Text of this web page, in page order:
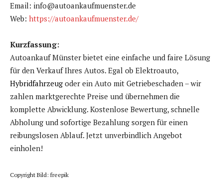
Email: info@autoankaufmuenster.de
Web: https://autoankaufmuenster.de/
Kurzfassung:
Autoankauf Münster bietet eine einfache und faire Lösung
für den Verkauf Ihres Autos. Egal ob Elektroauto,
Hybridfahrzeug oder ein Auto mit Getriebeschaden – wir
zahlen marktgerechte Preise und übernehmen die
komplette Abwicklung. Kostenlose Bewertung, schnelle
Abholung und sofortige Bezahlung sorgen für einen
reibungslosen Ablauf. Jetzt unverbindlich Angebot
einholen!
Copyright Bild: freepik